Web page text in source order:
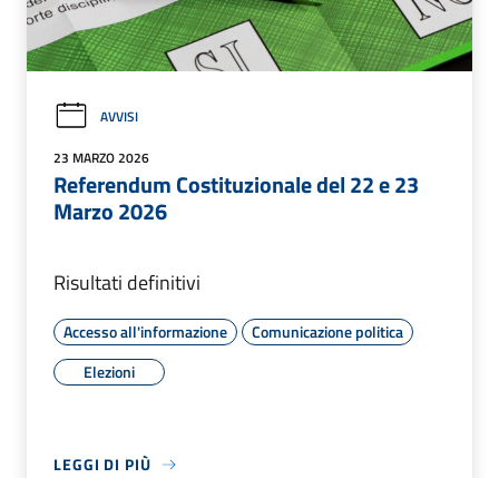
AVVISI
23 MARZO 2026
Referendum Costituzionale del 22 e 23
Marzo 2026
Risultati definitivi
Accesso all'informazione
Comunicazione politica
Elezioni
LEGGI DI PIÙ